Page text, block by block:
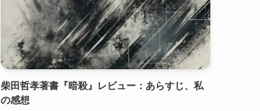
柴田哲孝著書『暗殺』レビュー：あらすじ、私
の感想